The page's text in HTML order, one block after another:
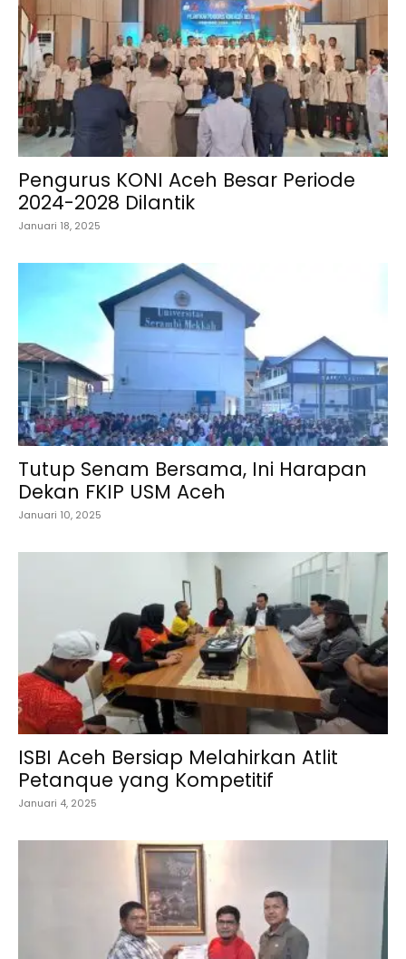
Pengurus KONI Aceh Besar Periode
2024-2028 Dilantik
Januari 18, 2025
Tutup Senam Bersama, Ini Harapan
Dekan FKIP USM Aceh
Januari 10, 2025
ISBI Aceh Bersiap Melahirkan Atlit
Petanque yang Kompetitif
Januari 4, 2025